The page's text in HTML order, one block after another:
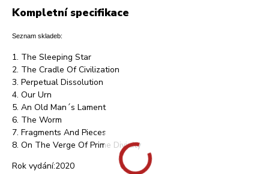
Kompletní specifikace
Seznam skladeb:
1. The Sleeping Star
2. The Cradle Of Civilization
3. Perpetual Dissolution
4. Our Urn
5. An Old Man´s Lament
6. The Worm
7. Fragments And Pieces
8. On The Verge Of Prime Divinity
Rok vydání:2020